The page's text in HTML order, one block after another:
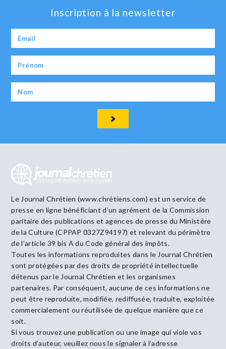
Inscription à la newsletter
Le Journal Chrétien (www.chrétiens.com) est un service de
presse en ligne bénéficiant d’un agrément de la Commission
paritaire des publications et agences de presse du Ministère
de la Culture (CPPAP 0327Z94197) et relevant du périmètre
de l’article 39 bis A du Code général des impôts.
Toutes les informations reproduites dans le Journal Chrétien
sont protégées par des droits de propriété intellectuelle
détenus par le Journal Chrétien et les organismes
partenaires. Par conséquent, aucune de ces informations ne
peut être reproduite, modifiée, rediffusée, traduite, exploitée
commercialement ou réutilisée de quelque manière que ce
soit.
Si vous trouvez une publication ou une image qui viole vos
droits d’auteur, veuillez nous le signaler à l’adresse